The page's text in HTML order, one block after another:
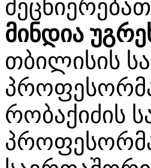
მინდია
თბილისის
რობაქიძის